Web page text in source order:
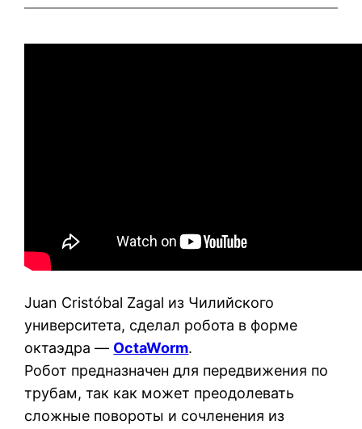
Juan Cristóbal Zagal из Чилийского
университета, сделал робота в форме
октаэдра — OctaWorm.
Робот предназначен для передвижения по
трубам, так как может преодолевать
сложные повороты и сочленения из